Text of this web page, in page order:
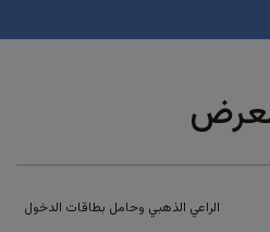
الراعي الذهبي وحامل بطاقات الدخول